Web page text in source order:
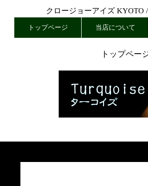
クロージョーアイズ KYOTO /
トップページ 当店について
トップペー